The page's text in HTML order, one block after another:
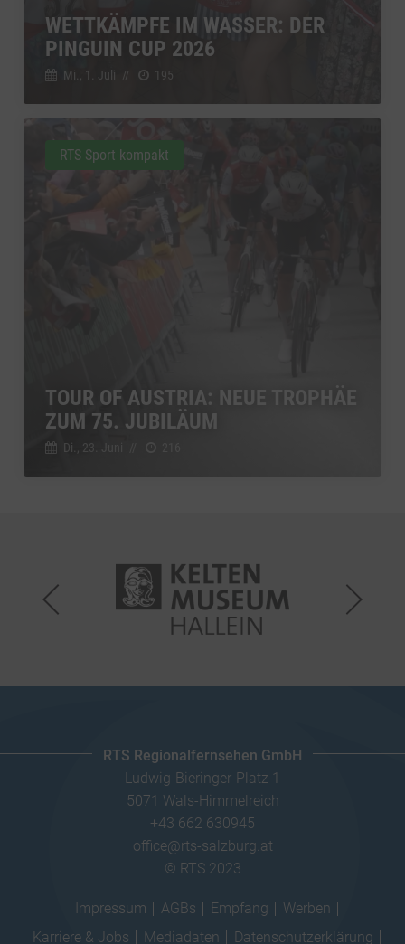
WETTKÄMPFE IM WASSER: DER
PINGUIN CUP 2026
Mi., 1. Juli // 195
TOUR OF AUSTRIA: NEUE TROPHÄE
ZUM 75. JUBILÄUM
Di., 23. Juni
RTS Sport kompakt
RTS Regionalfernsehen GmbH
Ludwig-Bieringer-Platz 1
5071 Wals-Himmelreich
+43 662 630945
office@rts-salzburg.at
© RTS 2023
Impressum AGBs Empfang
Werben
Karriere & Jobs
Mediadaten Datenschutzerklärung